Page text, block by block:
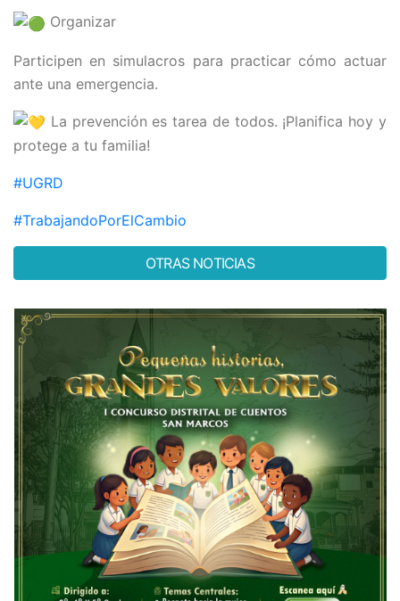
Organizar
Participen en simulacros para practicar cómo actuar
ante una emergencia.
La prevención es tarea de todos. ¡Planifica hoy y
protege a tu familia!
#UGRD
#TrabajandoPorElCambio
OTRAS NOTICIAS